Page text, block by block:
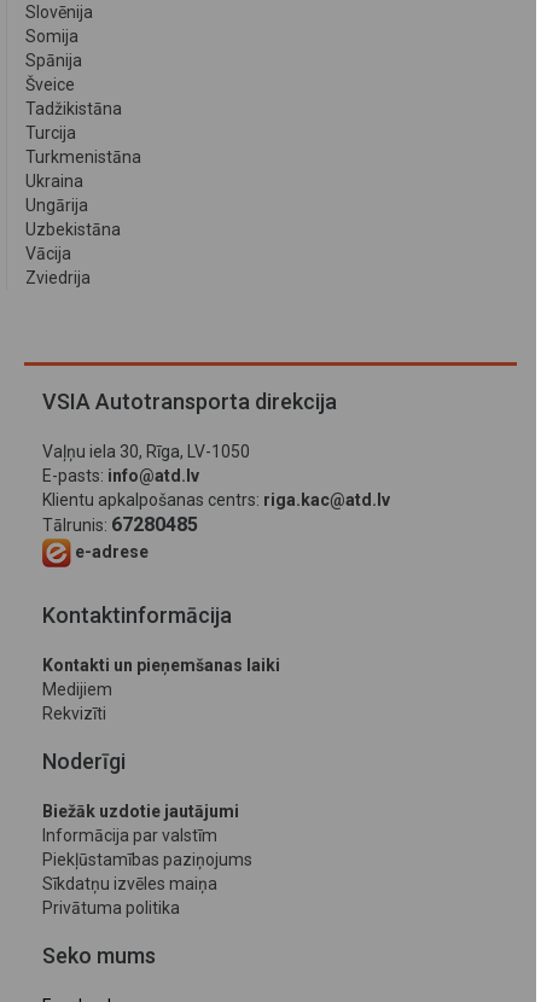
Slovēnija
Somija
Spānija
Šveice
Tadžikistāna
Turcija
Turkmenistāna
Ukraina
Ungārija
Uzbekistāna
Vācija
Zviedrija
VSIA Autotransporta direkcija
Vaļņu iela 30, Rīga, LV-1050
E-pasts: info@atd.lv
Klientu apkalpošanas centrs: riga.kac@atd.lv
Tālrunis: 67280485
e-adrese
Kontaktinformācija
Kontakti un pieņemšanas laiki
Medijiem
Rekvizīti
Noderīgi
Biežāk uzdotie jautājumi
Informācija par valstīm
Piekļūstamības paziņojums
Sīkdatņu izvēles maiņa
Privātuma politika
Seko mums